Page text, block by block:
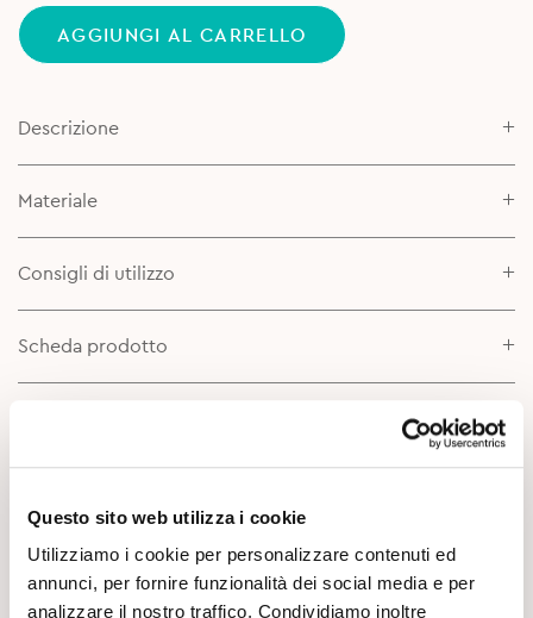
Questo sito web utilizza i cookie
Utilizziamo i cookie per personalizzare contenuti ed
annunci, per fornire funzionalità dei social media e per
analizzare il nostro traffico. Condividiamo inoltre
AGGIUNGI AL CARRELLO
Descrizione
Materiale
Consigli di utilizzo
Scheda prodotto